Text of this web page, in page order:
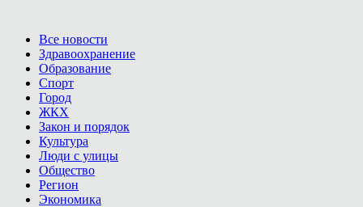
Все новости
Здравоохранение
Образование
Спорт
Город
ЖКХ
Закон и порядок
Культура
Люди с улицы
Общество
Регион
Экономика